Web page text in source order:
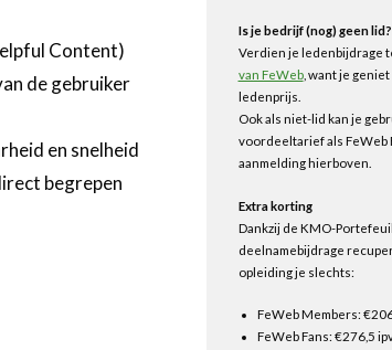
Content)
de gebruiker
en snelheid
begrepen
Is je bedrijf (nog) geen lid?
Verdien je ledenbijdrage
van FeWeb, want je
ledenprijs.
Ook als niet-lid kan je
voordeeltarief als FeWeb
aanmelding hierboven.
Extra korting
Dankzij de KMO-
deelnamebijdrage
opleiding je slechts:
FeWeb Members:
FeWeb Fans: €276,5